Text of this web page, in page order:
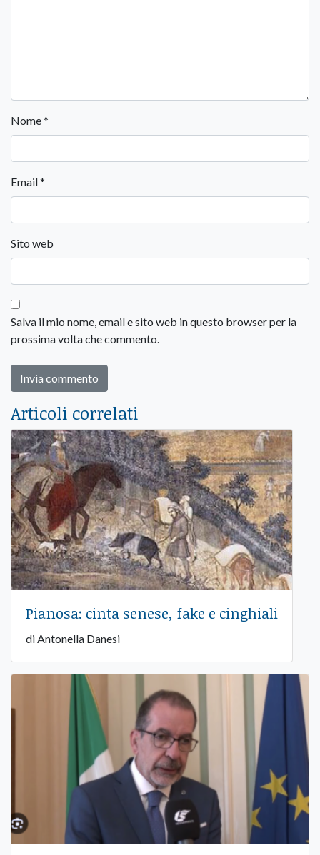
Nome*
Email*
Sito web
Salva il mio nome, email e sito web in questo browser per la
prossima volta che commento.
Articoli correlati
Pianosa: cinta senese, fake e cinghiali
di Antonella Danesi